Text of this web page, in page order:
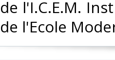
de l'I.C.E.M.
de l'Ecole